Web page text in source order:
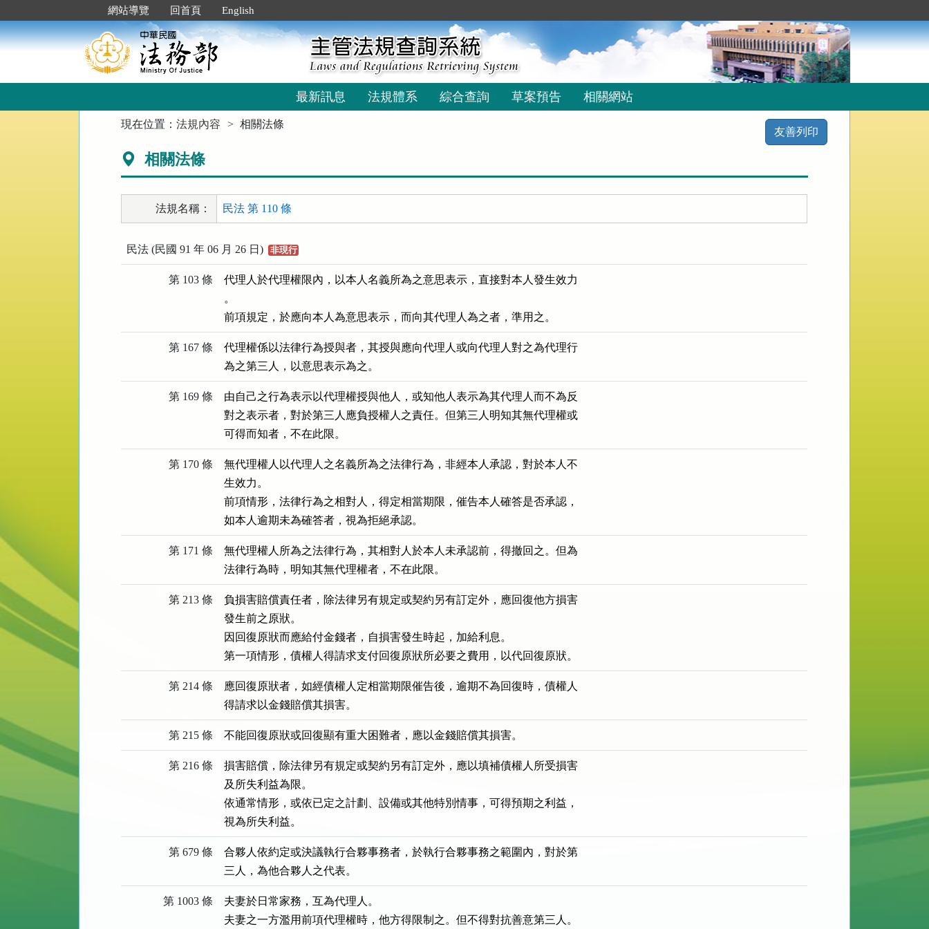
到
主
要
網站導覽 回首頁 English
最新訊息 法規體系 綜合查詢 草案預告 相關網站
現在位置：法規內容 相關法條
友善列印
相關法條
法規名稱： 民法 第 110 條
民法 (民國 91 年 06 月 26 日) 非現行
第 103 條
代理人於代理權限內，以本人名義所為之意思表示，直接對本人發生效力
。
前項規定，於應向本人為意思表示，而向其代理人為之者，準用之。
第 167 條
代理權係以法律行為授與者，其授與應向代理人或向代理人對之為代理行
為之第三人，以意思表示為之。
第 169 條
由自己之行為表示以代理權授與他人，或知他人表示為其代理人而不為反
對之表示者，對於第三人應負授權人之責任。但第三人明知其無代理權或
可得而知者，不在此限。
第 170 條
無代理權人以代理人之名義所為之法律行為，非經本人承認，對於本人不
生效力。
前項情形，法律行為之相對人，得定相當期限，催告本人確答是否承認，
如本人逾期未為確答者，視為拒絕承認。
第 171 條
無代理權人所為之法律行為，其相對人於本人未承認前，得撤回之。但為
法律行為時，明知其無代理權者，不在此限。
第 213 條
負損害賠償責任者，除法律另有規定或契約另有訂定外，應回復他方損害
發生前之原狀。
因回復原狀而應給付金錢者，自損害發生時起，加給利息。
第一項情形，債權人得請求支付回復原狀所必要之費用，以代回復原狀。
第 214 條
應回復原狀者，如經債權人定相當期限催告後，逾期不為回復時，債權人
得請求以金錢賠償其損害。
第 215 條 不能回復原狀或回復顯有重大困難者，應以金錢賠償其損害。
第 216 條
損害賠償，除法律另有規定或契約另有訂定外，應以填補債權人所受損害
及所失利益為限。
依通常情形，或依已定之計劃、設備或其他特別情事，可得預期之利益，
視為所失利益。
第 679 條
合夥人依約定或決議執行合夥事務者，於執行合夥事務之範圍內，對於第
三人，為他合夥人之代表。
第 1003 條
夫妻於日常家務，互為代理人。
夫妻之一方濫用前項代理權時，他方得限制之。但不得對抗善意第三人。